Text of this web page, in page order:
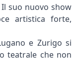
suo nuovo show
artistica forte,
e Zurigo si
teatrale che non